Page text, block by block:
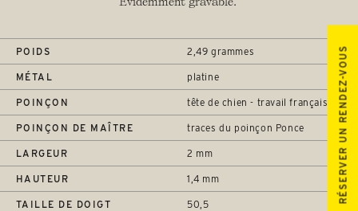
POIDS 2,49 grammes
MÉTAL platine
POINÇON tête de chien - travail français
POINÇON DE MAÎTRE traces du poinçon Ponce
LARGEUR 2 mm
HAUTEUR 1,4 mm
TAILLE DE DOIGT 50,5
RÉSERVER UN RENDEZ-VOUS